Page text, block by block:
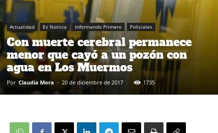
Actualidad Es Noticia Informando Primero Policiales
Con muerte cerebral permanece
menor que cayó a un pozón con
agua en Los Muermos
Por Claudia Mora - 20 de diciembre de 2017 1735